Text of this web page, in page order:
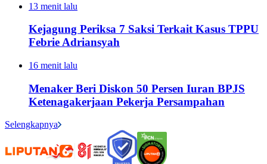
13 menit lalu
Kejagung Periksa 7 Saksi Terkait Kasus TPPU
Febrie Adriansyah
16 menit lalu
Menaker Beri Diskon 50 Persen Iuran BPJS
Ketenagakerjaan Pekerja Persampahan
Selengkapnya